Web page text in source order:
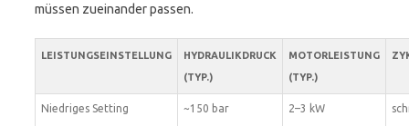
müssen zueinander passen.
LEISTUNGSEINSTELLUNG
HYDRAULIKDRUCK
(TYP.)
MOTORLEISTUNG
(TYP.)
Niedriges Setting ~150 bar 2–3 kW